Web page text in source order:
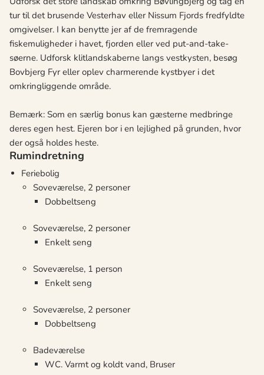
tur til det brusende Vesterhav eller Nissum Fjords fredfyldte
omgivelser. I kan benytte jer af de fremragende
fiskemuligheder i havet, fjorden eller ved put-and-take-
søerne. Udforsk klitlandskaberne langs vestkysten, besøg
Bovbjerg Fyr eller oplev charmerende kystbyer i det
omkringliggende område.
Bemærk: Som en særlig bonus kan gæsterne medbringe
deres egen hest. Ejeren bor i en lejlighed på grunden, hvor
der også holdes heste.
Rumindretning
Feriebolig
Soveværelse, 2 personer
Dobbeltseng
Soveværelse, 2 personer
Enkelt seng
Soveværelse, 1 person
Enkelt seng
Soveværelse, 2 personer
Dobbeltseng
Badeværelse
WC. Varmt og koldt vand, Bruser